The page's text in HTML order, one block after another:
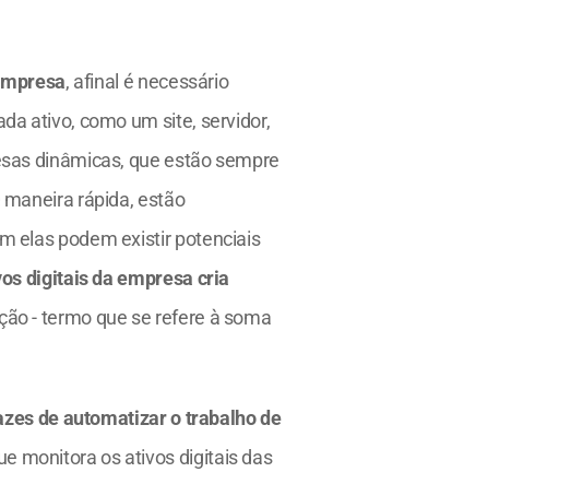
, afinal é necessário
ativo, como um site, servidor,
dinâmicas, que estão sempre
rápida, estão
elas podem existir potenciais
digitais da empresa cria
- termo que se refere à soma
de automatizar o trabalho de
monitora os ativos digitais das